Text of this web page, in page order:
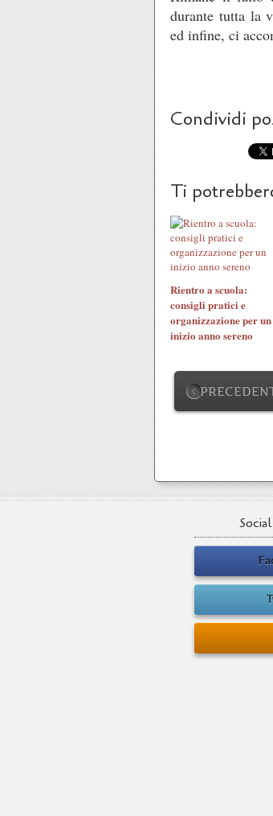
durante tutta la
ed infine, ci
Condividi
Ti
Rientro a scuola:
consigli pratici e
organizzazione per un
inizio anno sereno